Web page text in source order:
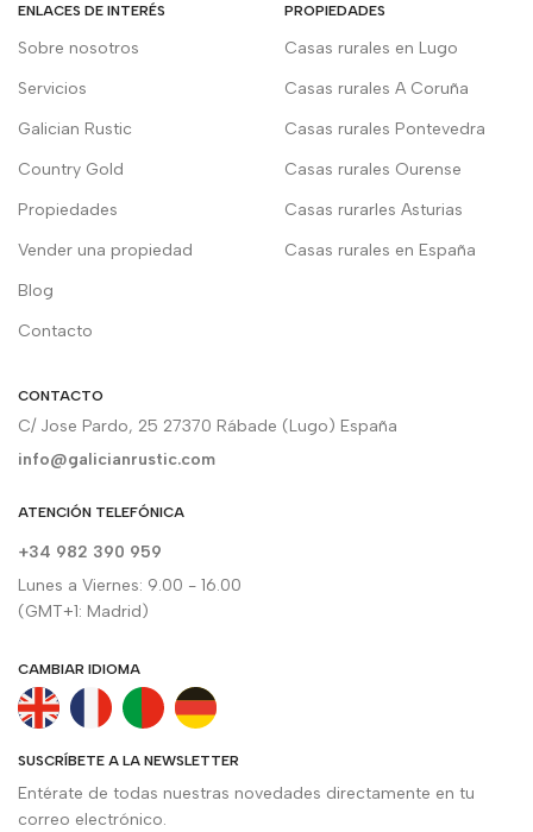
ENLACES DE INTERÉS
Sobre nosotros
Servicios
Galician Rustic
Country Gold
Propiedades
Vender una propiedad
Blog
Contacto
PROPIEDADES
Casas rurales en Lugo
Casas rurales A Coruña
Casas rurales Pontevedra
Casas rurales Ourense
Casas rurarles Asturias
Casas rurales en España
CONTACTO
C/ Jose Pardo, 25 27370 Rábade (Lugo) España
info@galicianrustic.com
ATENCIÓN TELEFÓNICA
+34 982 390 959
Lunes a Viernes: 9.00 - 16.00
(GMT+1: Madrid)
CAMBIAR IDIOMA
SUSCRÍBETE A LA NEWSLETTER
Entérate de todas nuestras novedades directamente en tu
correo electrónico.